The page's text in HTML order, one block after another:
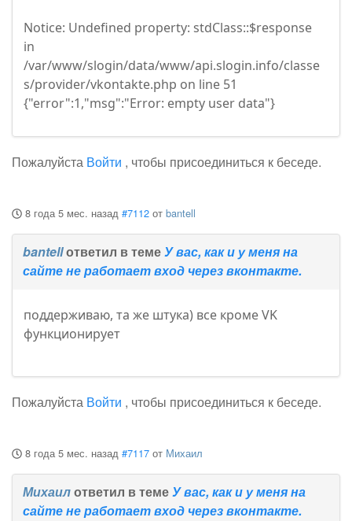
Notice: Undefined property: stdClass::$response
in
/var/www/slogin/data/www/api.slogin.info/classe
s/provider/vkontakte.php on line 51
{"error":1,"msg":"Error: empty user data"}
Пожалуйста Войти , чтобы присоединиться к беседе.
8 года 5 мес. назад #7112 от bantell
bantellответил в темеУ вас, как и у меня на
сайте не работает вход через вконтакте.
поддерживаю, та же штука) все кроме VK
функционирует
Пожалуйста Войти , чтобы присоединиться к беседе.
8 года 5 мес. назад #7117 от Михаил
Михаилответил в темеУ вас, как и у меня на
сайте не работает вход через вконтакте.